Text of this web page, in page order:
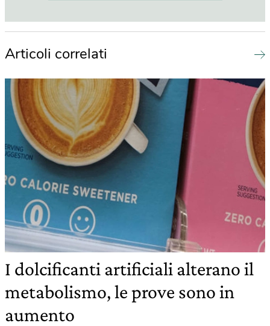
Articoli correlati
I dolcificanti artificiali alterano il
metabolismo, le prove sono in
aumento